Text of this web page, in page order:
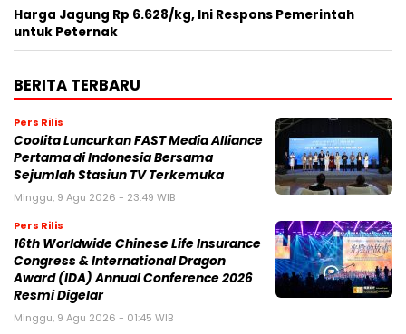
Harga Jagung Rp 6.628/kg, Ini Respons Pemerintah
untuk Peternak
BERITA TERBARU
Pers Rilis
Coolita Luncurkan FAST Media Alliance
Pertama di Indonesia Bersama
Sejumlah Stasiun TV Terkemuka
Minggu, 9 Agu 2026 - 23:49 WIB
Pers Rilis
16th Worldwide Chinese Life Insurance
Congress & International Dragon
Award (IDA) Annual Conference 2026
Resmi Digelar
Minggu, 9 Agu 2026 - 01:45 WIB